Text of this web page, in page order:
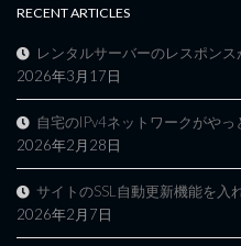
RECENT ARTICLES
レンタルサーバーのレスポン
2026年3月17日
自宅のIPv4ネットワークがやっ
2026年2月28日
サイトのSSL自動更新機能を入
2026年2月7日